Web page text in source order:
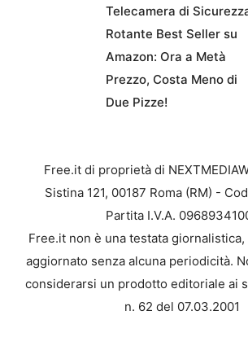
Telecamera di
Rotante Best Seller su
Amazon: Ora a Metà
Prezzo, Costa Meno di
Due Pizze!
Free.it di proprietà di
Sistina 121, 00187 Roma (RM) -
Partita I.V.A.
Free.it non è una testata
aggiornato senza alcuna periodicità.
considerarsi un prodotto editoriale ai
n. 62 del 07.03.2001